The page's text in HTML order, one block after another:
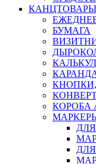
КАНЦТОВАРЫ
БУМАГА
КОРОБА